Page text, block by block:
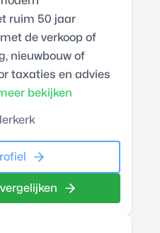
ruim 50 jaar
de verkoop of
nieuwbouw of
taxaties en advies
bekijken